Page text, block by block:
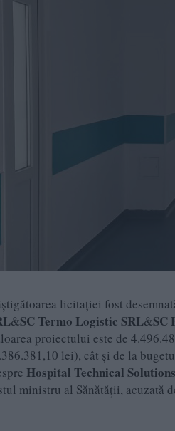
licitației fost
&SC Termo Logistic SRL&SC
proiectului este de
lei), cât și de la
Hospital Technical
ministru al Sănătății, acuzată